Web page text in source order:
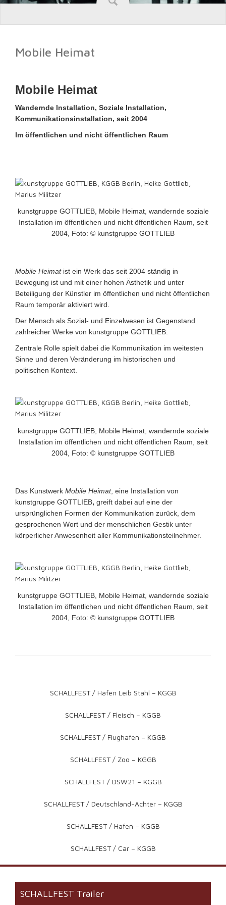
Mobile Heimat
Mobile Heimat
Wandernde Installation, Soziale Installation,
Kommunikationsinstallation, seit 2004
Im öffentlichen und nicht öffentlichen Raum
kunstgruppe GOTTLIEB, Mobile Heimat, wandernde soziale
Installation im öffentlichen und nicht öffentlichen Raum, seit
2004, Foto: © kunstgruppe GOTTLIEB
Mobile Heimatist ein Werk das seit 2004 ständig in
Bewegung ist und mit einer hohen Ästhetik und unter
Beteiligung der Künstler im öffentlichen und nicht öffentlichen
Raum temporär aktiviert wird.
Der Mensch als Sozial- und Einzelwesen ist Gegenstand
zahlreicher Werke von kunstgruppe GOTTLIEB.
Zentrale Rolle spielt dabei die Kommunikation im weitesten
Sinne und deren Veränderung im historischen und
politischen Kontext.
kunstgruppe GOTTLIEB, Mobile Heimat, wandernde soziale
Installation im öffentlichen und nicht öffentlichen Raum, seit
2004, Foto: © kunstgruppe GOTTLIEB
Das Kunstwerk Mobile Heimat, eine Installation von
kunstgruppe GOTTLIEB, greift dabei auf eine der
ursprünglichen Formen der Kommunikation zurück, dem
gesprochenen Wort und der menschlichen Gestik unter
körperlicher Anwesenheit aller Kommunikationsteilnehmer.
kunstgruppe GOTTLIEB, Mobile Heimat, wandernde soziale
Installation im öffentlichen und nicht öffentlichen Raum, seit
2004, Foto: © kunstgruppe GOTTLIEB
SCHALLFEST / Hafen Leib Stahl – KGGB
SCHALLFEST / Fleisch – KGGB
SCHALLFEST / Flughafen – KGGB
SCHALLFEST / Zoo – KGGB
SCHALLFEST / DSW21 – KGGB
SCHALLFEST / Deutschland-Achter – KGGB
SCHALLFEST / Hafen – KGGB
SCHALLFEST / Car – KGGB
SCHALLFEST Trailer